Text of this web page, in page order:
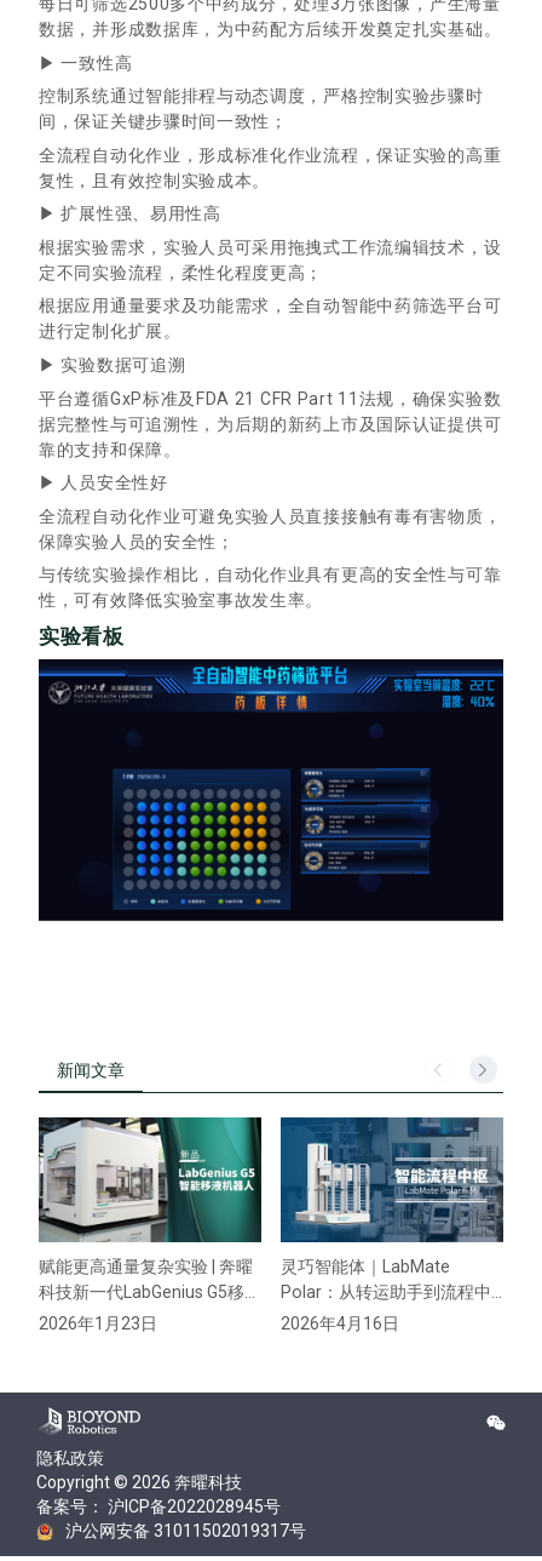
数据，并形成数据库，为中药配方后续开发奠定扎实基础。
▶ 一致性高
控制系统通过智能排程与动态调度，严格控制实验步骤时
间，保证关键步骤时间一致性；
全流程自动化作业，形成标准化作业流程，保证实验的高重
复性，且有效控制实验成本。
▶ 扩展性强、易用性高
根据实验需求，实验人员可采用拖拽式工作流编辑技术，设
定不同实验流程，柔性化程度更高；
根据应用通量要求及功能需求，全自动智能中药筛选平台可
进行定制化扩展。
▶ 实验数据可追溯
平台遵循GxP标准及FDA 21 CFR Part 11法规，确保实验数
据完整性与可追溯性，为后期的新药上市及国际认证提供可
靠的支持和保障。
▶ 人员安全性好
全流程自动化作业可避免实验人员直接接触有毒有害物质，
保障实验人员的安全性；
与传统实验操作相比，自动化作业具有更高的安全性与可靠
性，可有效降低实验室事故发生率。
实验看板
新闻文章
赋能更高通量复杂实验 | 奔曜
科技新一代LabGenius G5移液
机器人实力首发
2026年1月23日
灵巧智能体｜LabMate
Polar：从转运助手到流程中
枢，解放双手的关键一步
2026年4月16日
隐私政策
Copyright © 2026 奔曜科技
备案号： 沪ICP备2022028945号
沪公网安备 31011502019317号